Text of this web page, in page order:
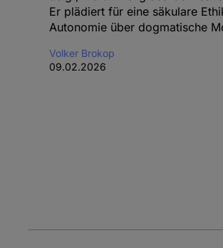
Er plädiert für eine säkulare
Autonomie über dogmatische
Volker Brokop
09.02.2026